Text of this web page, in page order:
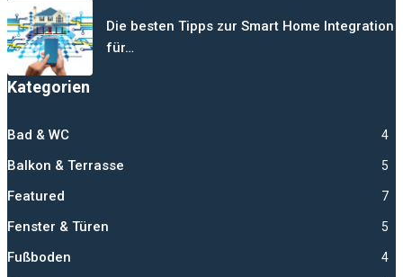
Die besten Tipps zur Smart Home Integration
für…
Kategorien
Bad & WC 4
Balkon & Terrasse 5
Featured 7
Fenster & Türen 5
Fußboden 4